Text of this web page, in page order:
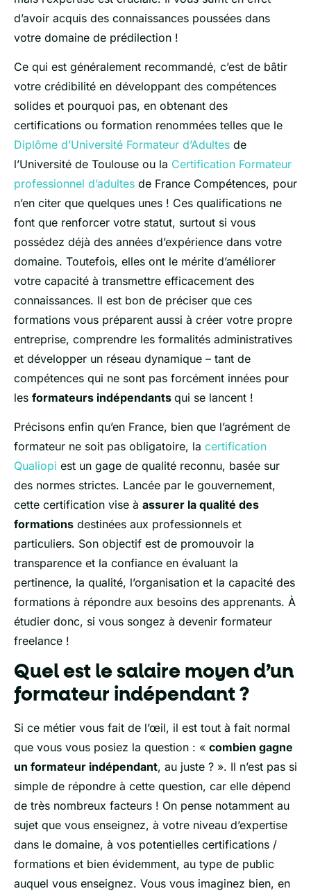
d’avoir acquis des connaissances poussées dans
votre domaine de prédilection !
Ce qui est généralement recommandé, c’est de bâtir
votre crédibilité en développant des compétences
solides et pourquoi pas, en obtenant des
certifications ou formation renommées telles que le
Diplôme d’Université Formateur d’Adultes de
l’Université de Toulouse ou la Certification Formateur
professionnel d’adultes de France Compétences, pour
n’en citer que quelques unes ! Ces qualifications ne
font que renforcer votre statut, surtout si vous
possédez déjà des années d’expérience dans votre
domaine. Toutefois, elles ont le mérite d’améliorer
votre capacité à transmettre efficacement des
connaissances. Il est bon de préciser que ces
formations vous préparent aussi à créer votre propre
entreprise, comprendre les formalités administratives
et développer un réseau dynamique – tant de
compétences qui ne sont pas forcément innées pour
les formateurs indépendants qui se lancent !
Précisons enfin qu’en France, bien que l’agrément de
formateur ne soit pas obligatoire, la certification
Qualiopi est un gage de qualité reconnu, basée sur
des normes strictes. Lancée par le gouvernement,
cette certification vise à assurer la qualité des
formations destinées aux professionnels et
particuliers. Son objectif est de promouvoir la
transparence et la confiance en évaluant la
pertinence, la qualité, l’organisation et la capacité des
formations à répondre aux besoins des apprenants. À
étudier donc, si vous songez à devenir formateur
freelance !
Quel est le salaire moyen d’un
formateur indépendant ?
Si ce métier vous fait de l’œil, il est tout à fait normal
que vous vous posiez la question : « combien gagne
un formateur indépendant, au juste ? ». Il n’est pas si
simple de répondre à cette question, car elle dépend
de très nombreux facteurs ! On pense notamment au
sujet que vous enseignez, à votre niveau d’expertise
dans le domaine, à vos potentielles certifications /
formations et bien évidemment, au type de public
auquel vous enseignez. Vous vous imaginez bien, en